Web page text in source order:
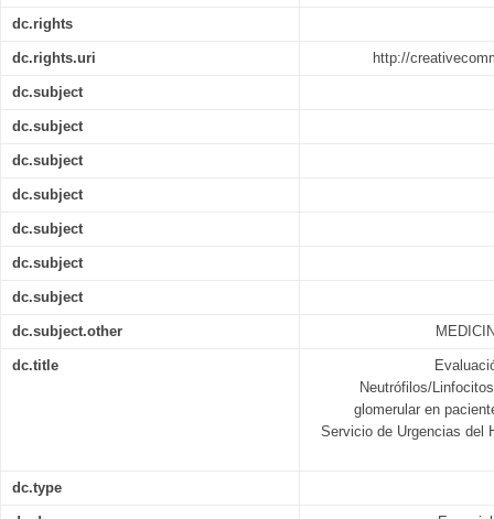
dc.rights
dc.rights.uri http://
dc.subject
dc.subject
dc.subject
dc.subject
dc.subject
dc.subject
dc.subject
dc.subject.other
dc.title
Neutrófilos/
glomerular en
Servicio de Urgencias del
dc.type